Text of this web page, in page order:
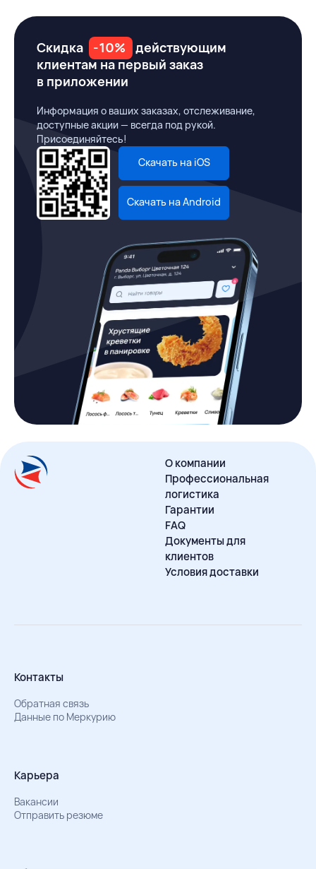
Скидка -10%
действующим
клиентам на первый заказ
в приложении
Информация о ваших заказах, отслеживание,
доступные акции — всегда под рукой.
Присоединяйтесь!
Скачать на iOS
Скачать на Android
О компании
Профессиональная
логистика
Гарантии
FAQ
Документы для
клиентов
Условия доставки
Контакты
Обратная связь
Данные по Меркурию
Карьера
Вакансии
Отправить резюме